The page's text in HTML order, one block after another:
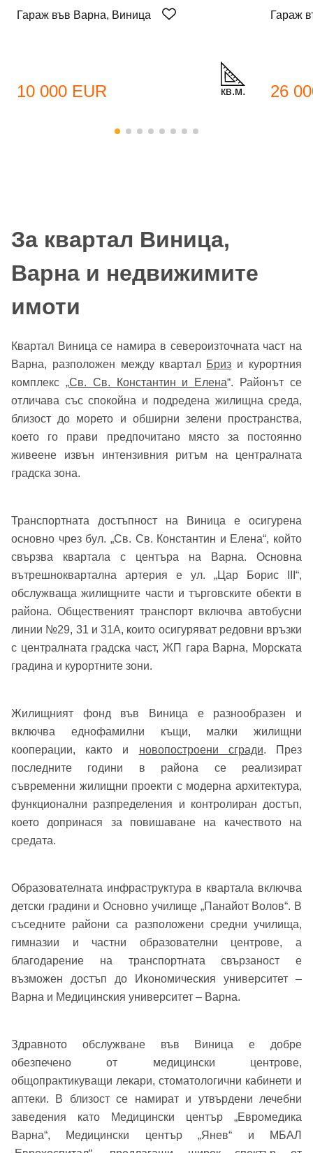
Добре дошъл!
Вход Регистрация
Имейл Адрес
Парола
Гараж във Варна, Виница
10 000 EUR кв.м.
Гараж
26
За квартал Виница,
Варна и недвижимите
имоти
Квартал Виница се намира в североизточната част на
Варна, разположен между квартал Бриз и курортния
комплекс „Св. Св. Константин и Елена“. Районът се
отличава със спокойна и подредена жилищна среда,
близост до морето и обширни зелени пространства,
което го прави предпочитано място за постоянно
живеене извън интензивния ритъм на централната
градска зона.
Транспортната достъпност на Виница е осигурена
основно чрез бул. „Св. Св. Константин и Елена“, който
свързва квартала с центъра на Варна. Основна
вътрешноквартална артерия е ул. „Цар Борис III“,
обслужваща жилищните части и търговските обекти в
района. Общественият транспорт включва автобусни
линии №29, 31 и 31А, които осигуряват редовни връзки
с централната градска част, ЖП гара Варна, Морската
градина и курортните зони.
Жилищният фонд във Виница е разнообразен и
включва еднофамилни къщи, малки жилищни
кооперации, както и новопостроени сгради. През
последните години в района се реализират
съвременни жилищни проекти с модерна архитектура,
функционални разпределения и контролиран достъп,
което допринася за повишаване на качеството на
средата.
Образователната инфраструктура в квартала включва
детски градини и Основно училище „Панайот Волов“. В
съседните райони са разположени средни училища,
гимназии и частни образователни центрове, а
благодарение на транспортната свързаност е
възможен достъп до Икономическия университет –
Варна и Медицинския университет – Варна.
Здравното обслужване във Виница е добре
обезпечено от медицински центрове,
общопрактикуващи лекари, стоматологични кабинети и
аптеки. В близост се намират и утвърдени лечебни
заведения като Медицински център „Евромедика
Варна“, Медицински център „Янев“ и МБАЛ
Имейл адрес*
Телефон*